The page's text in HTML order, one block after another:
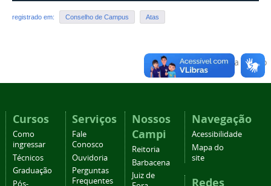
registrado em: Conselho de Campus Atas
Voltar para o topo
Cursos
Como
ingressar
Técnicos
Graduação
Pós-
Serviços
Fale
Conosco
Ouvidoria
Perguntas
Frequentes
Nossos
Campi
Reitoria
Barbacena
Juiz de
Navegação
Acessibilidade
Mapa do
site
Redes